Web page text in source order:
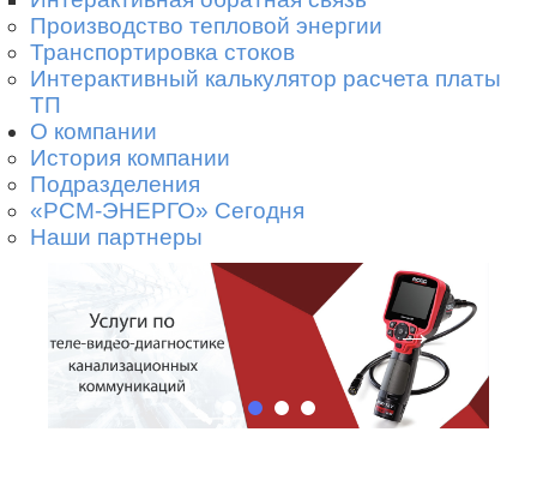
Производство тепловой энергии
Транспортировка стоков
Интерактивный калькулятор расчета платы
ТП
О компании
История компании
Подразделения
«РСМ-ЭНЕРГО» Сегодня
Наши партнеры
→
←